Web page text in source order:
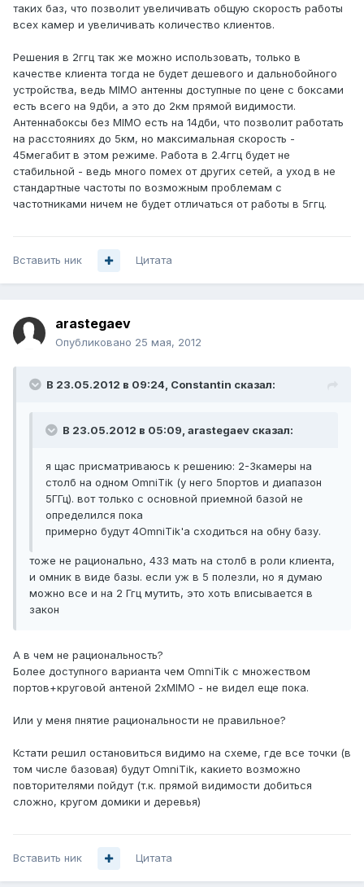
таких баз, что позволит увеличивать общую скорость работы
всех камер и увеличивать количество клиентов.
Решения в 2ггц так же можно использовать, только в
качестве клиента тогда не будет дешевого и дальнобойного
устройства, ведь MIMO антенны доступные по цене с боксами
есть всего на 9дби, а это до 2км прямой видимости.
Антеннабоксы без MIMO есть на 14дби, что позволит работать
на расстояниях до 5км, но максимальная скорость -
45мегабит в этом режиме. Работа в 2.4ггц будет не
стабильной - ведь много помех от других сетей, а уход в не
стандартные частоты по возможным проблемам с
частотниками ничем не будет отличаться от работы в 5ггц.
Вставить ник Цитата
arastegaev
Опубликовано 25 мая, 2012
В 23.05.2012 в 09:24, Constantin сказал:
В 23.05.2012 в 05:09, arastegaev сказал:
я щас присматриваюсь к решению: 2-3камеры на
столб на одном OmniTik (у него 5портов и диапазон
5ГГц). вот только с основной приемной базой не
определился пока
примерно будут 4OmniTik'а сходиться на обну базу.
тоже не рационально, 433 мать на столб в роли клиента,
и омник в виде базы. если уж в 5 полезли, но я думаю
можно все и на 2 Ггц мутить, это хоть вписывается в
закон
А в чем не рациональность?
Более доступного варианта чем OmniTik с множеством
портов+круговой антеной 2xMIMO - не видел еще пока.
Или у меня пнятие рациональности не правильное?
Кстати решил остановиться видимо на схеме, где все точки (в
том числе базовая) будут OmniTik, какието возможно
повторителями пойдут (т.к. прямой видимости добиться
сложно, кругом домики и деревья)
Вставить ник Цитата